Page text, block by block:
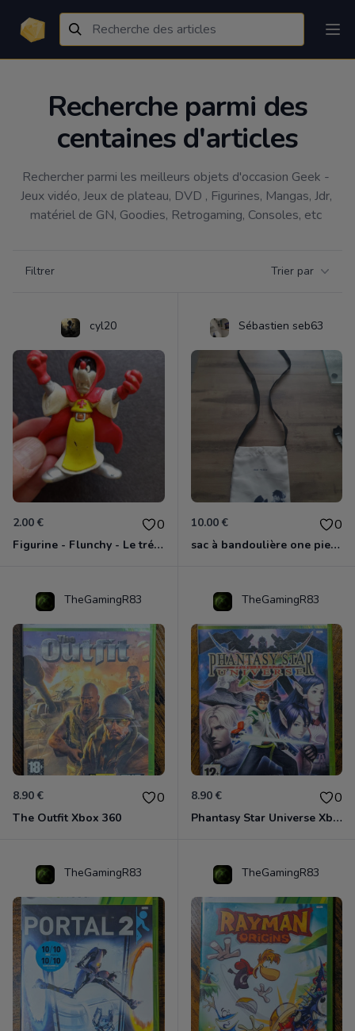
Recherche parmi des
centaines d'articles
Rechercher parmi les meilleurs objets d'occasion Geek -
Jeux vidéo, Jeux de plateau, DVD , Figurines, Mangas, Jdr,
matériel de GN, Goodies, Retrogaming, Consoles, etc
Filtrer Trier par
cyl20
2.00 € 0
Figurine - Flunchy - Le trésor des templiers
Sébastien seb63
10.00 € 0
sac à bandoulière one piece neuf
TheGamingR83
8.90 € 0
The Outfit Xbox 360
TheGamingR83
8.90 € 0
Phantasy Star Universe Xbox 360
TheGamingR83 TheGamingR83